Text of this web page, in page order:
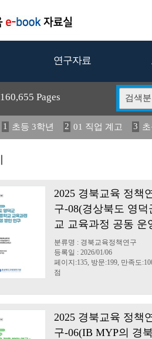
연구자료
160,655 Pages 검색
1 초등 3학년 2 01 직업 계고 3
5 2024 교육 정책 6 활동 안정화 방
2025 경북교육 정책
구-08(경상북도 영
교 교육과정 공동 운
분류명 : 경북교육정책연구
등록일 : 2026/01/06
페이지:135, 방문:199, 만족도
점
2025 경북교육 정책
구-06(IB MYP의 경